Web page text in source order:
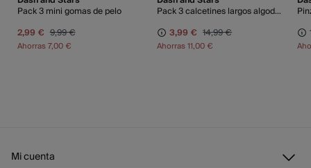
Pack 3 mini gomas de pelo
2,99 € 9,99 €
Ahorras7,00 €
Pack 3 calcetines largos algodón logo
3,99 € 14,99 €
Ahorras11,00 €
Mi cuenta